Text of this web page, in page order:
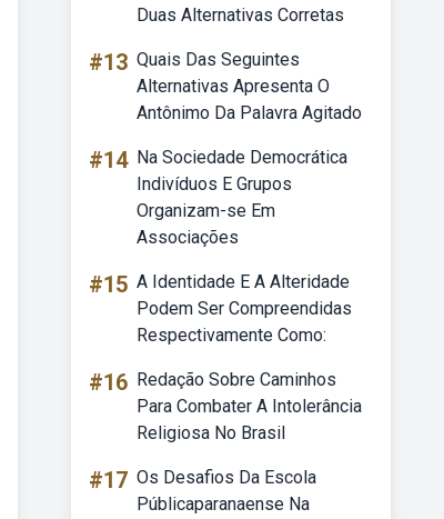
Duas Alternativas Corretas
#13 Quais Das Seguintes
Alternativas Apresenta O
Antônimo Da Palavra Agitado
#14 Na Sociedade Democrática
Indivíduos E Grupos
Organizam-se Em
Associações
#15 A Identidade E A Alteridade
Podem Ser Compreendidas
Respectivamente Como:
#16 Redação Sobre Caminhos
Para Combater A Intolerância
Religiosa No Brasil
#17 Os Desafios Da Escola
Públicaparanaense Na